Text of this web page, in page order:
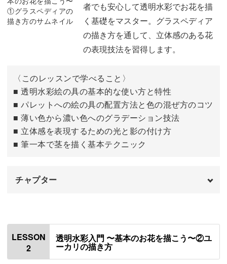
透明水彩絵の具の魅力は、やわらかいタッチのぼかしや滲
をチェックしてみてくださいね。
水分量の調節や、重ね塗りのコツも解説。
まるで本物のようなお花や葉っぱたちに、描きながらうっ
者でも安心して透明水彩でお花を描
く基礎をマスター。グラスペディア
の描き方を通して、立体感のある花
の表現技法を習得します。
〈このレッスンで学べること〉
■ 透明水彩絵の具の基本的な使い方と特性
■ パレットへの絵の具の配置方法と色の混ぜ方のコツ
■ 薄い色から濃い色へのグラデーション技法
■ 立体感を表現するための光と影の付け方
■ 筆一本で茎を描く基本テクニック
チャプター
使用材料・道具
使用する画材
LESSON
2
透明水彩入門 〜基本のお花を描こう〜②ユ
ーカリの描き方